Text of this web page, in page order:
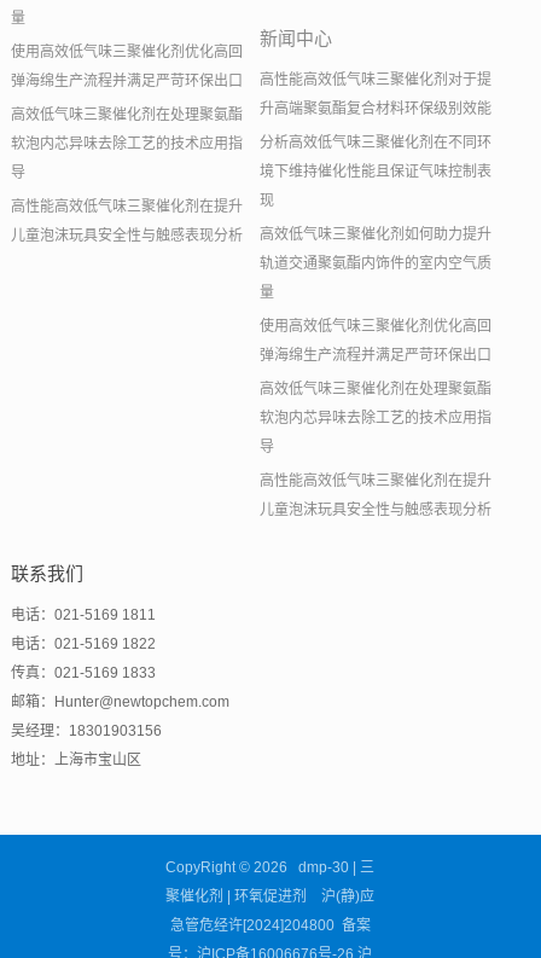
量
使用高效低气味三聚催化剂优化高回
弹海绵生产流程并满足严苛环保出口
高效低气味三聚催化剂在处理聚氨酯
软泡内芯异味去除工艺的技术应用指
导
高性能高效低气味三聚催化剂在提升
儿童泡沫玩具安全性与触感表现分析
新闻中心
高性能高效低气味三聚催化剂对于提
升高端聚氨酯复合材料环保级别效能
分析高效低气味三聚催化剂在不同环
境下维持催化性能且保证气味控制表
现
高效低气味三聚催化剂如何助力提升
轨道交通聚氨酯内饰件的室内空气质
量
使用高效低气味三聚催化剂优化高回
弹海绵生产流程并满足严苛环保出口
高效低气味三聚催化剂在处理聚氨酯
软泡内芯异味去除工艺的技术应用指
导
高性能高效低气味三聚催化剂在提升
儿童泡沫玩具安全性与触感表现分析
联系我们
电话：021-5169 1811
电话：021-5169 1822
传真：021-5169 1833
邮箱：Hunter@newtopchem.com
吴经理：18301903156
地址：上海市宝山区
CopyRight © 2026 dmp-30 | 三
聚催化剂 | 环氧促进剂 沪(静)应
急管危经许[2024]204800 备案